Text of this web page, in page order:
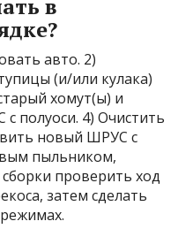
в
авто. 2)
(и/или кулака)
хомут(ы) и
полуоси. 4) Очистить
новый ШРУС с
пыльником,
проверить ход
затем сделать